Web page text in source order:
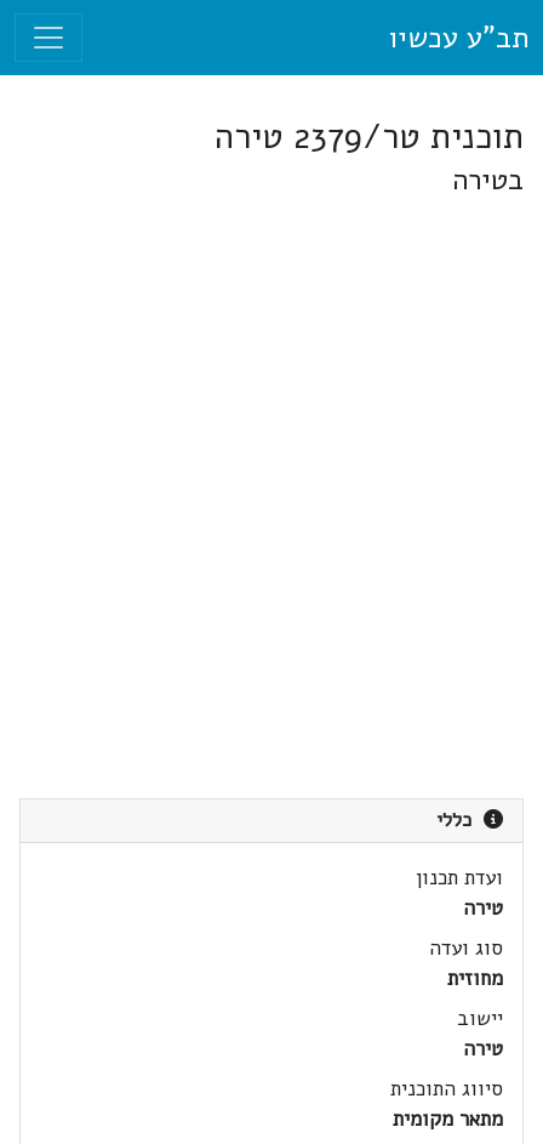
תב"ע עכשיו
תוכנית טר/2379 טירה
בטירה
כללי
ועדת תכנון
טירה
סוג ועדה
מחוזית
יישוב
טירה
סיווג התוכנית
מתאר מקומית